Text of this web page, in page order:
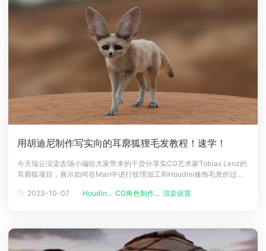
用胡迪尼制作写实向的耳廓狐狸毛发教程！速学！
今天瑞云渲染农场小编给大家带来的干货分享实CG艺术家Tobias Lenz的
耳廓狐项目，展示如何在Mari中进行纹理加工和Houdini修饰毛发的过
理创造毛茸茸的生物。和很多艺术家一样，我对视觉特效没有直接的了
2023-10-07 Houdin... CG角色制作... 渲染设置